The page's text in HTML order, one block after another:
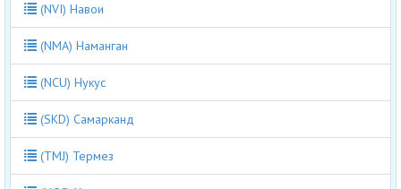
(NVI) Навои
(NMA) Наманган
(NCU) Нукус
(SKD) Самарканд
(TMJ) Термез